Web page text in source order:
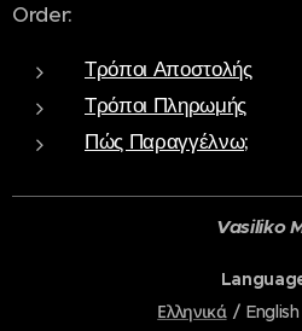
Order:
Τρόποι Αποστολής
Τρόποι Πληρωμής
Πώς Παραγγέλνω;
Vasiliko
Ελληνικά
English